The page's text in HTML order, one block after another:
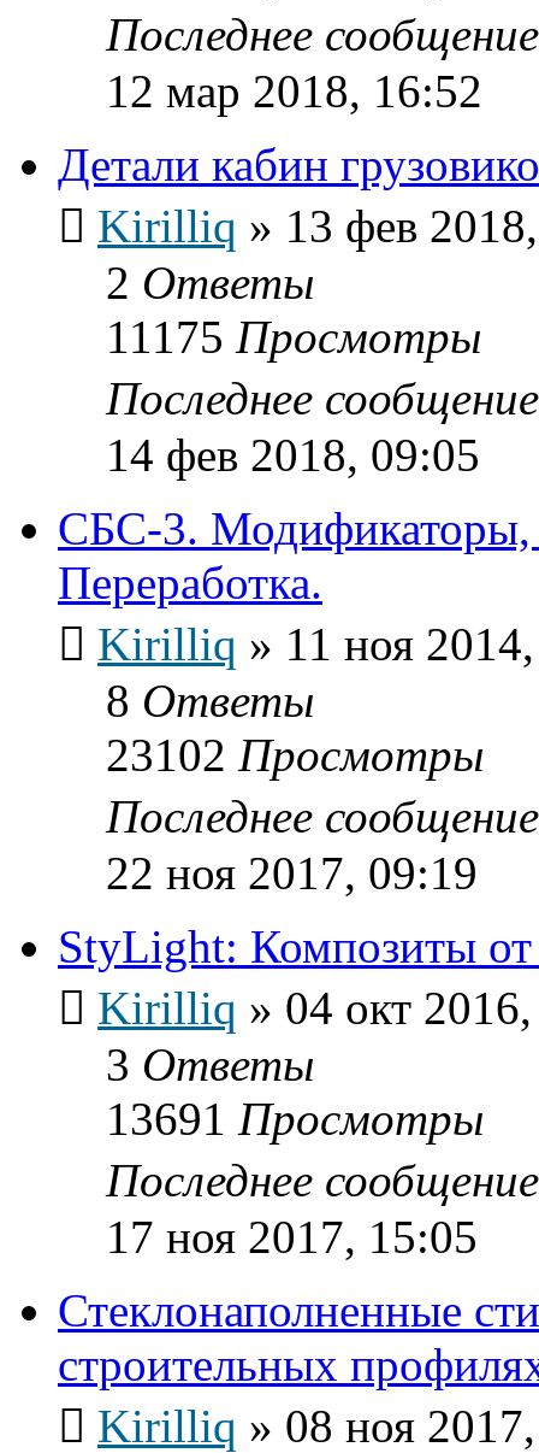
Последнее
12 мар 2018, 16:52
Детали кабин
Kirilliq » 13 фев
2 Ответы
11175 Просмотры
Последнее
14 фев 2018, 09:05
СБС-3. Модификаторы,
Переработка.
Kirilliq » 11 ноя
8 Ответы
23102 Просмотры
Последнее
22 ноя 2017, 09:19
StyLight: Композиты
Kirilliq » 04 окт
3 Ответы
13691 Просмотры
Последнее
17 ноя 2017, 15:05
Стеклонаполненные
строительных
Kirilliq » 08 ноя